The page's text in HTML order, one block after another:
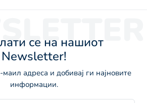
се на нашиот
Newsletter!
маил адреса и добивај ги најновите
информации.